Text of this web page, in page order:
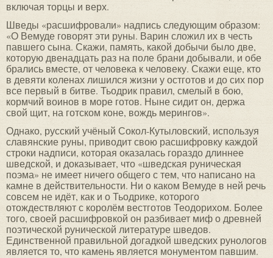
включая торцы и верх.
Шведы «расшифровали» надпись следующим образом:
«О Вемуде говорят эти руны. Варин сложил их в честь
павшего сына. Скажи, память, какой добычи было две,
которую двенадцать раз на поле брани добывали, и обе
брались вместе, от человека к человеку. Скажи еще, кто
в девяти коленах лишился жизни у остготов и до сих пор
все первый в битве. Тьодрик правил, смелый в бою,
кормчий воинов в море готов. Ныне сидит он, держа
свой щит, на готском коне, вождь мерингов».
Однако, русский учёный Сокол-Кутыловский, используя
славянские руны, приводит свою расшифровку каждой
строки надписи, которая оказалась гораздо длиннее
шведской, и доказывает, что «шведская руническая
поэма» не имеет ничего общего с тем, что написано на
камне в действительности. Ни о каком Вемуде в ней речь
совсем не идёт, как и о Тьодрике, которого
отождествляют с королём вестготов Теодорихом. Более
того, своей расшифровкой он разбивает миф о древней
поэтической рунической литературе шведов.
Единственной правильной догадкой шведских рунологов
является то, что камень является монументом павшим.